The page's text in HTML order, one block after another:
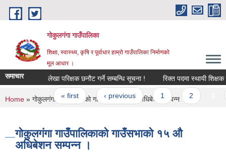
Skip to main content
गोकुलगंगा गाउँपालिका
शिक्षा, स्वास्थ्य, कृषि र पूर्वाधार हाम्रो गाउँपालिका निर्माणको
मूल आधार ।
समाचार लेखा परिक्षक छनौट गर्ने सम्बन्धि सूचना ! रिक्त पदमा स्थायी शिक्षक
Pages
« first ‹ previous 1
You are here
Home » गोकुलगंगा गाउँपालिकाको गाउँसभाकाे १५ औ अधिबेशन सम्पन्न ।
गोकुलगंगा गाउँपालिकाको गाउँसभाकाे १५ औ
अधिबेशन सम्पन्न ।